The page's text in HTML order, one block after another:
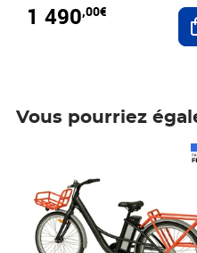
1 490,00€
Vous pourriez